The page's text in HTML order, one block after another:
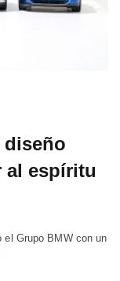
diseño
al espíritu
el Grupo BMW con un